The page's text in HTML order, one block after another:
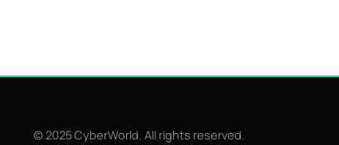
© 2025 CyberWorld. All rights reserved.